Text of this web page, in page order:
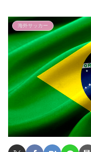
海外サッカー